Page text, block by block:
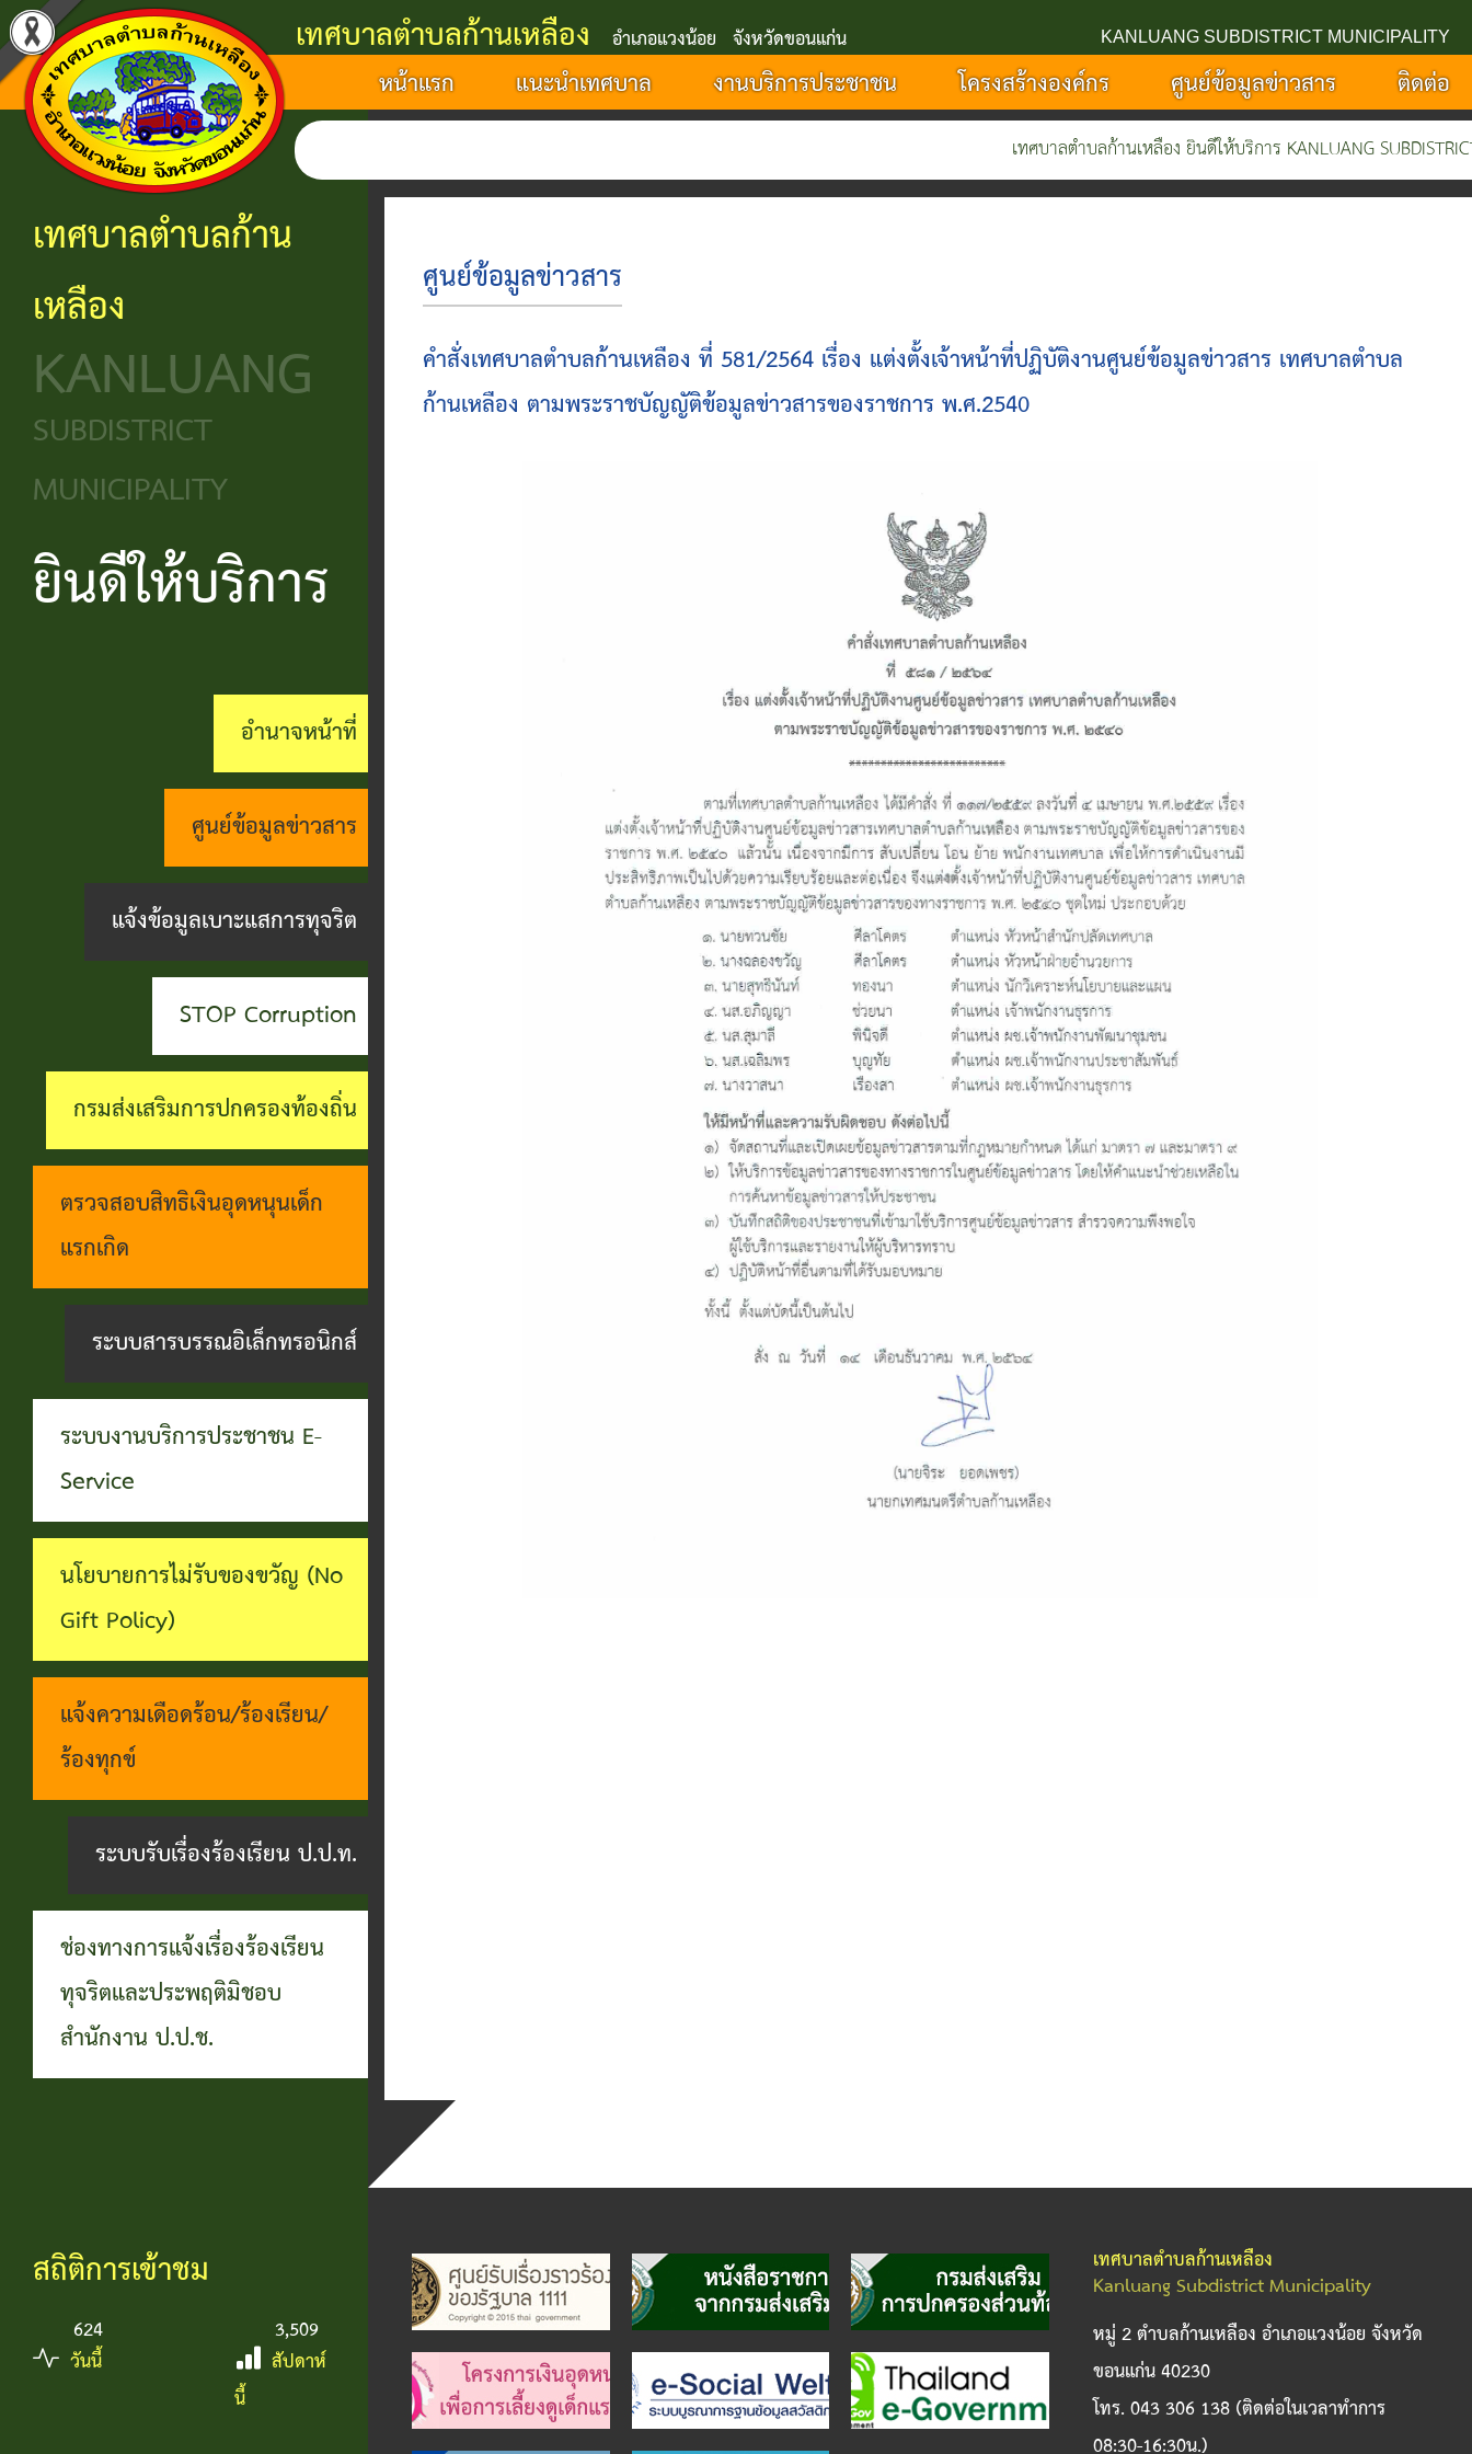
เทศบาลตำบลก้านเหลือง อำเภอแวงน้อย จังหวัดขอนแก่น KANLUANG SUBDISTRICT MUNICIPALITY
หน้าแรก แนะนำเทศบาล งานบริการประชาชน โครงสร้างองค์กร ศูนย์ข้อมูลข่าวสาร ติดต่อ
แนะนำ
เทศบาล
ความ
เป็นมา
ข้อมูล
พื้น
ฐาน
วิสัยทัศน์
และ
ยุทธศาสตร์
งาน
บริการ
ประชาชน
บริการ
ประชาชน
ศูนย์ช่วย
ประชาชน
แบบ
ฟอร์ม
ตรวจ
สอบ
ราย
ชื่อ
โอน
เงิน
บัญชี
เบี้ย
ยังชีพ
ระบบงาน
บริการ
ประชาชน
(E-
Service)
ผ่าน
เว็บไซต์
โครงสร้าง
องค์กร
เทศบาล
โครงสร้าง
นิติบัญญัติ
โครงสร้าง
บริหาร
โครงสร้าง
ส่วน
สาธารณสุข
และสิ่ง
แวดล้อม
กอง
การ
ศึกษา
ศูนย์
ข้อมูล
ข่าวสาร
และ
แผน
งาน
ข้อมูล
ข่าวสาร
สถานะ
รบ.อำนวย
ที่น่า
การ
ดำเนิน
การตาม
นโยบาย
การ
บริหาร
งาน
บุคคล
ติดต่อ
ข้อมูล
ติดต่อ
แจ้ง
ความ
เดือด
ร้อน
ร้อง
ร้อง
ทุกข์
ช่อง
ทางการ
รับฟัง
ความ
คิดเห็น
แจ้ง
ข้อมูล
เบาะแส
การ
ทุจริต
เทศบาลตำบลก้านเหลือง ยินดีให้บริการ KANLUANG SUBDISTRICT
เทศบาลตำบลก้าน
เหลือง
KANLUANG
SUBDISTRICT
MUNICIPALITY
ยินดีให้บริการ
อำนาจหน้าที่
ศูนย์ข้อมูลข่าวสาร
แจ้งข้อมูลเบาะแสการทุจริต
STOP Corruption
กรมส่งเสริมการปกครองท้องถิ่น
ตรวจสอบสิทธิเงินอุดหนุนเด็ก
แรกเกิด
ระบบสารบรรณอิเล็กทรอนิกส์
ระบบงานบริการประชาชน E-
Service
นโยบายการไม่รับของขวัญ (No
Gift Policy)
แจ้งความเดือดร้อน/ร้องเรียน/
ร้องทุกข์
ระบบรับเรื่องร้องเรียน ป.ป.ท.
ช่องทางการแจ้งเรื่องร้องเรียน
ทุจริตและประพฤติมิชอบ
สำนักงาน ป.ป.ช.
ศูนย์ข้อมูลข่าวสาร
คำสั่งเทศบาลตำบลก้านเหลือง ที่ 581/2564 เรื่อง แต่งตั้งเจ้าหน้าที่ปฏิบัติงานศูนย์ข้อมูลข่าวสาร เทศบาลตำบล
ก้านเหลือง ตามพระราชบัญญัติข้อมูลข่าวสารของราชการ พ.ศ.2540
สถิติการเข้าชม
624
วันนี้
3,509
สัปดาห์
นี้
เทศบาลตำบลก้านเหลือง
Kanluang Subdistrict Municipality
หมู่ 2 ตำบลก้านเหลือง อำเภอแวงน้อย จังหวัด
ขอนแก่น 40230
โทร. 043 306 138 (ติดต่อในเวลาทำการ